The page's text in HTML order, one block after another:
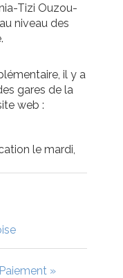
Tizi Ouzou-
niveau des
il y a
gares de la
web :
le mardi,
»